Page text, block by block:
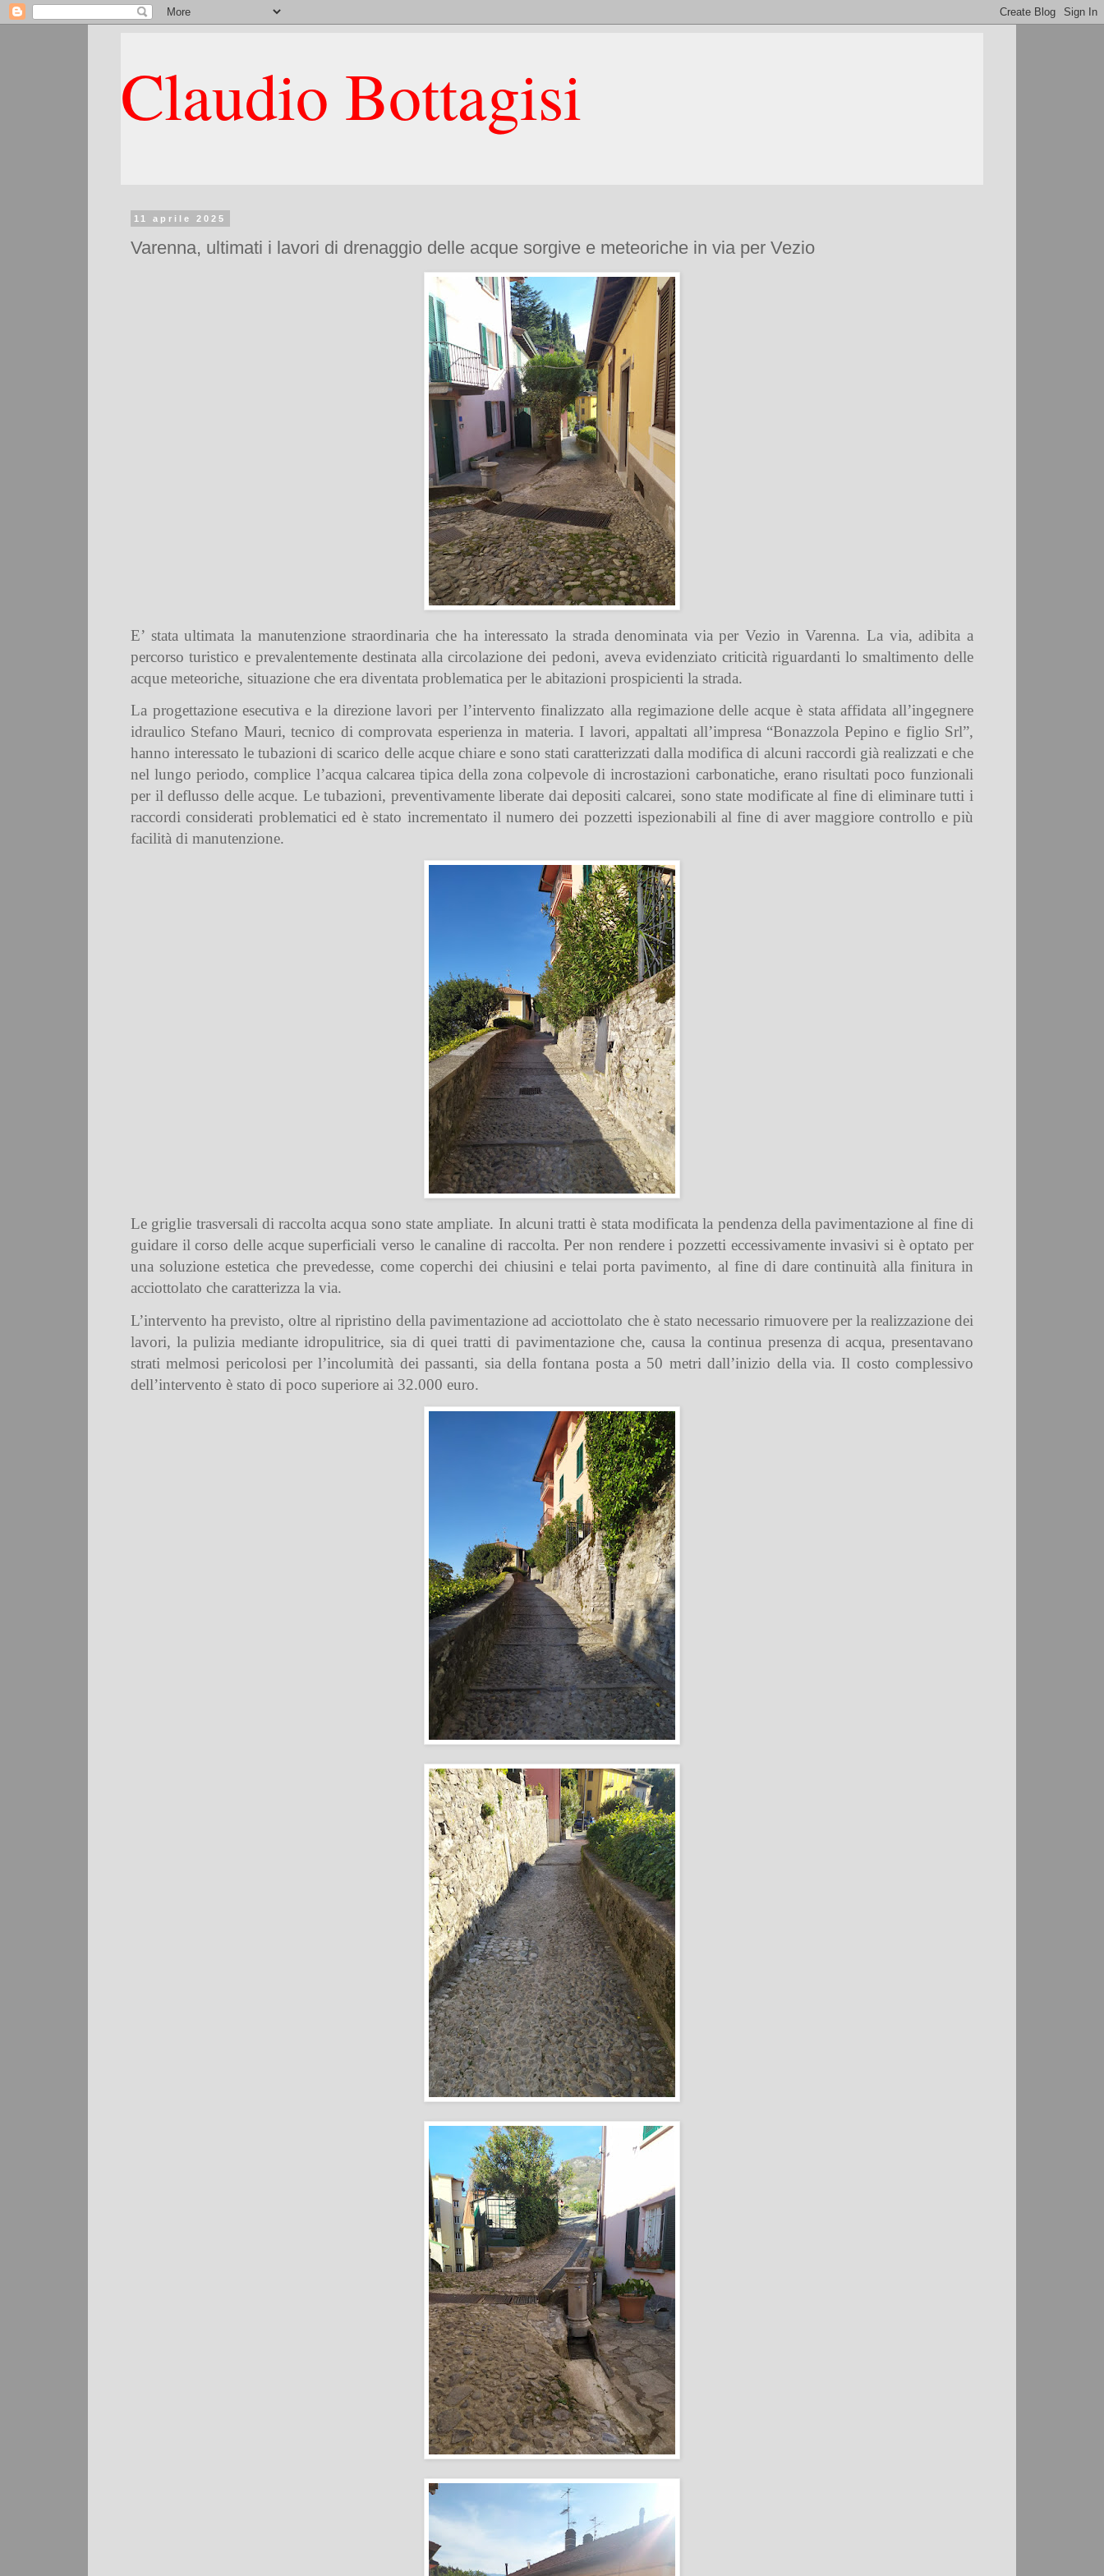
Claudio Bottagisi
11 aprile 2025
Varenna, ultimati i lavori di drenaggio delle acque sorgive e meteoriche in via per Vezio
E’ stata ultimata la manutenzione straordinaria che ha interessato la strada denominata via per Vezio in Varenna. La via, adibita a
percorso turistico e prevalentemente destinata alla circolazione dei pedoni, aveva evidenziato criticità riguardanti lo smaltimento delle
acque meteoriche, situazione che era diventata problematica per le abitazioni prospicienti la strada.
La progettazione esecutiva e la direzione lavori per l’intervento finalizzato alla regimazione delle acque è stata affidata all’ingegnere
idraulico Stefano Mauri, tecnico di comprovata esperienza in materia. I lavori, appaltati all’impresa “Bonazzola Pepino e figlio Srl”,
hanno interessato le tubazioni di scarico delle acque chiare e sono stati caratterizzati dalla modifica di alcuni raccordi già realizzati e che
nel lungo periodo, complice l’acqua calcarea tipica della zona colpevole di incrostazioni carbonatiche, erano risultati poco funzionali
per il deflusso delle acque. Le tubazioni, preventivamente liberate dai depositi calcarei, sono state modificate al fine di eliminare tutti i
raccordi considerati problematici ed è stato incrementato il numero dei pozzetti ispezionabili al fine di aver maggiore controllo e più
facilità di manutenzione.
Le griglie trasversali di raccolta acqua sono state ampliate. In alcuni tratti è stata modificata la pendenza della pavimentazione al fine di
guidare il corso delle acque superficiali verso le canaline di raccolta. Per non rendere i pozzetti eccessivamente invasivi si è optato per
una soluzione estetica che prevedesse, come coperchi dei chiusini e telai porta pavimento, al fine di dare continuità alla finitura in
acciottolato che caratterizza la via.
L’intervento ha previsto, oltre al ripristino della pavimentazione ad acciottolato che è stato necessario rimuovere per la realizzazione dei
lavori, la pulizia mediante idropulitrice, sia di quei tratti di pavimentazione che, causa la continua presenza di acqua, presentavano
strati melmosi pericolosi per l’incolumità dei passanti, sia della fontana posta a 50 metri dall’inizio della via. Il costo complessivo
dell’intervento è stato di poco superiore ai 32.000 euro.